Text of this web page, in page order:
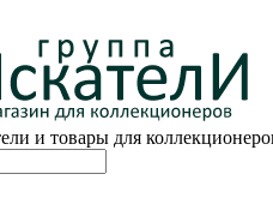
и товары для